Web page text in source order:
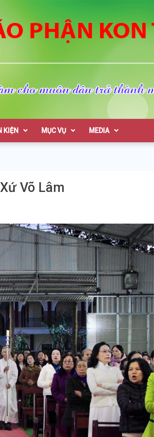
KIỆN MỤC VỤ MEDIA
Võ Lâm